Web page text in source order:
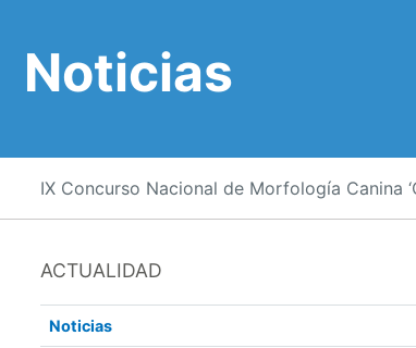
Noticias
IX Concurso Nacional de Morfología Canina
ACTUALIDAD
Noticias